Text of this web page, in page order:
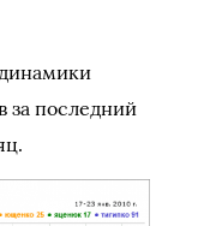
за последний